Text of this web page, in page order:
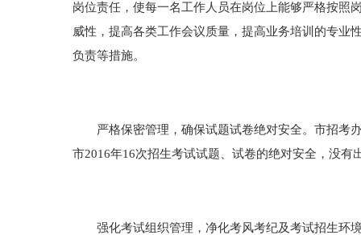
岗位责任，使每一名工作人员在岗位上能够严格按照
威性，提高各类工作会议质量，提高业务培训的专业
负责等措施。
严格保密管理，确保试题试卷绝对安全。市招考办
市2016年16次招生考试试题、试卷的绝对安全，没有
强化考试组织管理，净化考风考纪及考试招生环境